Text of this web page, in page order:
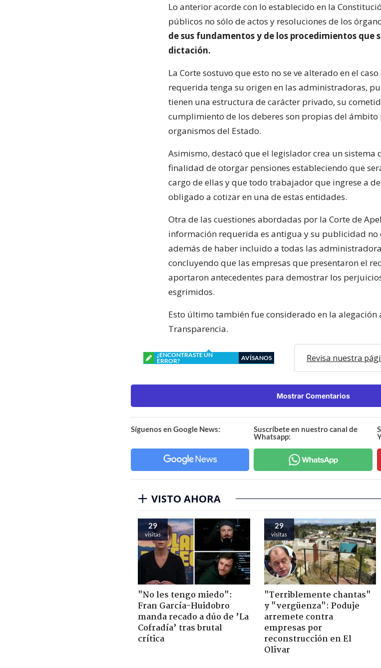
Lo anterior acorde con lo establecido en la
públicos no sólo de actos y resoluciones de los
de sus fundamentos y de los procedimientos que
dictación.
La Corte sostuvo que esto no se ve alterado en el
requerida tenga su origen en las administradoras,
tienen una estructura de carácter privado, su
cumplimiento de los deberes son propias del
organismos del Estado.
Asimismo, destacó que el legislador crea un sistema
finalidad de otorgar pensiones estableciendo que
cargo de ellas y que todo trabajador que ingrese a
obligado a cotizar en una de estas entidades.
Otra de las cuestiones abordadas por la Corte de
información requerida es antigua y su publicidad
además de haber incluido a todas las
concluyendo que las empresas que presentaron el
aportaron antecedentes para demostrar los
esgrimidos.
Esto último también fue considerado en la alegación
Transparencia.
¿ENCONTRASTE UN
ERROR?
AVÍSANOS Revisa nuestra
Mostrar Comentarios
Síguenos en Google News:
Suscríbete en nuestro canal de
Whatsapp:
VISTO AHORA
29
visitas
"No les tengo miedo":
Fran García-Huidobro
manda recado a dúo de ’La
Cofradía’ tras brutal
crítica
29
visitas
"Terriblemente chantas"
y "vergüenza": Poduje
arremete contra
empresas por
reconstrucción en El
Olivar